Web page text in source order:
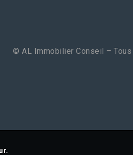
© AL Immobilier Conseil –